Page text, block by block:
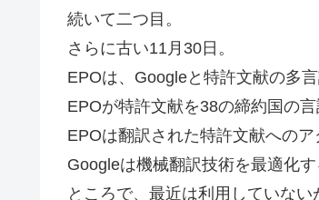
続いて二つ目。
さらに古い11月30日。
EPOは、Googleと特許文献の多
EPOが特許文献を38の締約国の
EPOは翻訳された特許文献への
Googleは機械翻訳技術を最適化
ところで、最近は利用していない